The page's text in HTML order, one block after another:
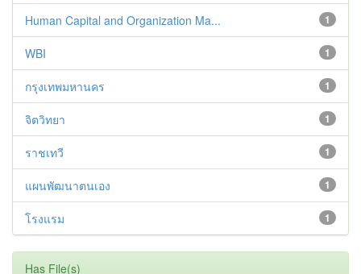
1
Human Capital and Organization Ma...
1
WBI
1
กรุงเทพมหานคร
1
จิตวิทยา
1
ราชเทวี
1
แผนพัฒนาตนเอง
1
โรงแรม
Has File(s)